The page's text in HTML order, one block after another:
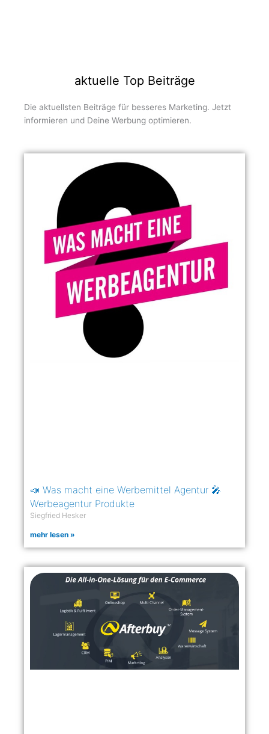
aktuelle Top Beiträge
Die aktuellsten Beiträge für besseres Marketing. Jetzt
informieren und Deine Werbung optimieren.
📣 Was macht eine Werbemittel Agentur 🎤
Werbeagentur Produkte
Siegfried Hesker
mehr lesen »